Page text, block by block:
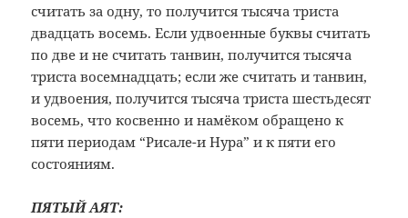
считать за одну, то получится тысяча триста
двадцать восемь. Если удвоенные буквы считать
по две и не считать танвин, получится тысяча
триста восемнадцать; если же считать и танвин,
и удвоения, получится тысяча триста шестьдесят
восемь, что косвенно и намёком обращено к
пяти периодам “Рисале-и Нура” и к пяти его
состояниям.
ПЯТЫЙ АЯТ: